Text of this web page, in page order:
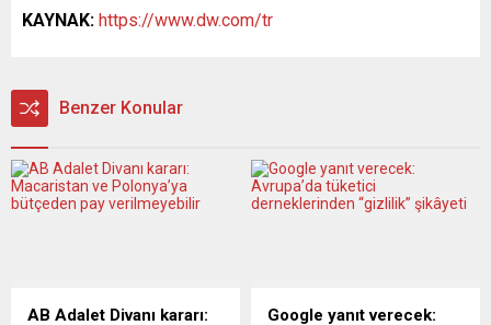
KAYNAK: https://www.dw.com/tr
Benzer Konular
AB Adalet Divanı kararı:
Google yanıt verecek: